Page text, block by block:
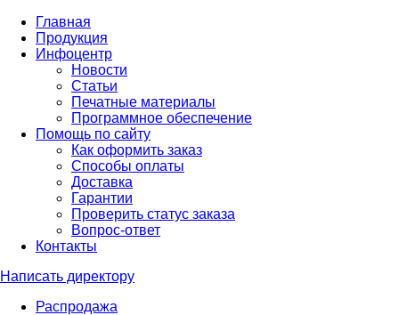
Главная
Продукция
Инфоцентр
Новости
Статьи
Печатные материалы
Программное обеспечение
Помощь по сайту
Как оформить заказ
Способы оплаты
Доставка
Гарантии
Проверить статус заказа
Вопрос-ответ
Контакты
Написать директору
Распродажа